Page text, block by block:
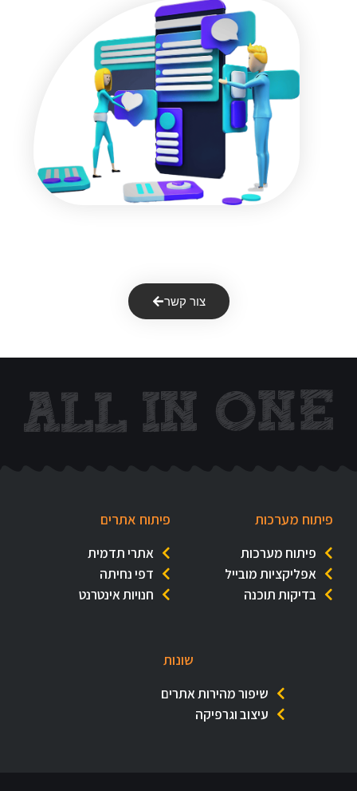
צור קשר
פיתוח מערכות
פיתוח מערכות
אפליקציות מובייל
בדיקות תוכנה
פיתוח אתרים
אתרי תדמית
דפי נחיתה
חנויות אינטרנט
שונות
שיפור מהירות אתרים
עיצוב וגרפיקה